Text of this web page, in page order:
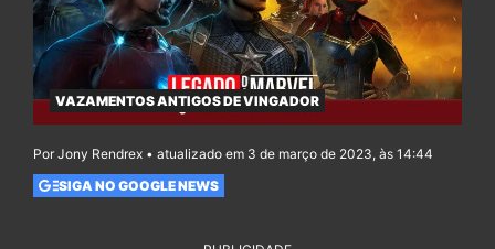
VAZAMENTOS ANTIGOS DE VINGADOR
Por Jony Rendrex • atualizado em 3 de março de 2023, às 14:44
SIGA NO GOOGLE NEWS